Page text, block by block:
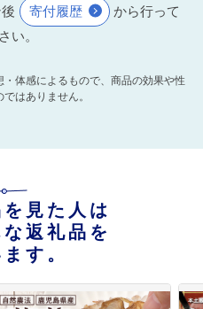
寄付履歴
から行って
い。
体感によるもので、商品の効果や性
はありません。
見た人は
返礼品を
す。